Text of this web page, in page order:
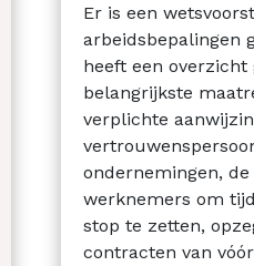
Er is een
arbeidsbepalingen
heeft een overzicht
belangrijkste
verplichte
ondernemingen,
werknemers om
stop te zetten,
contracten van